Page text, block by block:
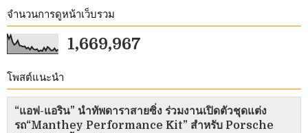
จำนวนการดูหน้าเว็บรวม
1,669,967
โพสต์แนะนำ
“แอฟ-แอริน” นำทัพดาราสายซิ่ง ร่วมงานเปิดตัวชุดแต่ง
รถ“Manthey Performance Kit” สำหรับ Porsche